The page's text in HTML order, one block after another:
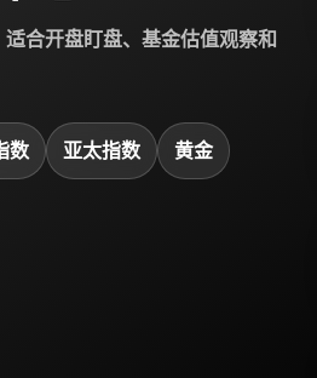
合开盘盯盘、基金估值观察和
数 亚太指数 黄金